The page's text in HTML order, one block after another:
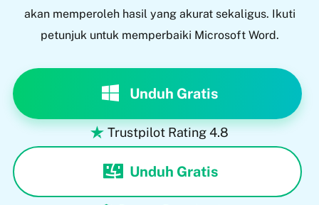
akan memperoleh hasil yang akurat sekaligus. Ikuti
petunjuk untuk memperbaiki Microsoft Word.
Unduh Gratis
 Trustpilot Rating 4.8
Unduh Gratis